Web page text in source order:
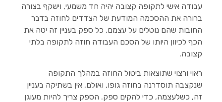
עבודה אישי לתקופה קצובה יהיה חד משמעי, וישקף בצורה
ברורה את ההסכמה המודעת של הצדדים לחוזה בדבר
החובות שהם נוטלים על עצמם. כל ספק בעניין זה יטה את
הכף לכיוון היותו של הסכם העבודה חוזה לתקופה בלתי
קצובה.
ראוי ורצוי שתוצאות ביטול החוזה במהלך התקופה
שנקצבה תוסדרנה בחוזה גופו, ואולם, אין בשתיקה בעניין
זה, כשלעצמה, כדי להקים ספק. הספק צריך להיות מעוגן